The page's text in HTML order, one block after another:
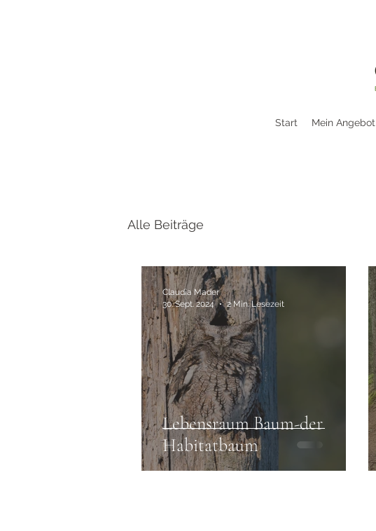
Start Mein Angebot
Alle Beiträge
Lebensraum Baum-der
Habitatbaum
Claudia Mader
30. Sept. 2024
2 Min. Lesezeit